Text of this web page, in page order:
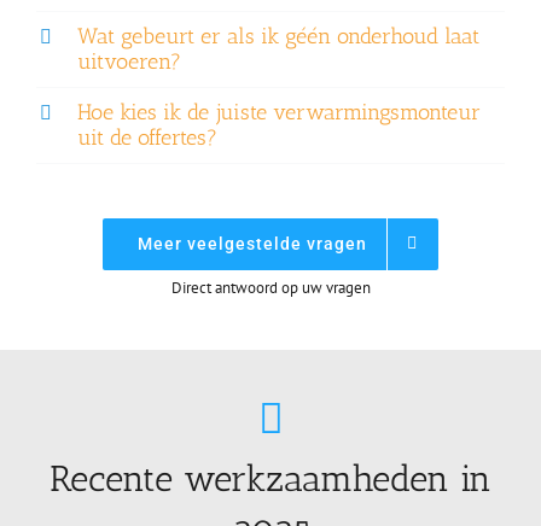
Wat gebeurt er als ik géén onderhoud laat
uitvoeren?
Hoe kies ik de juiste verwarmingsmonteur
uit de offertes?
Meer veelgestelde vragen
Direct antwoord op uw vragen
Recente werkzaamheden in